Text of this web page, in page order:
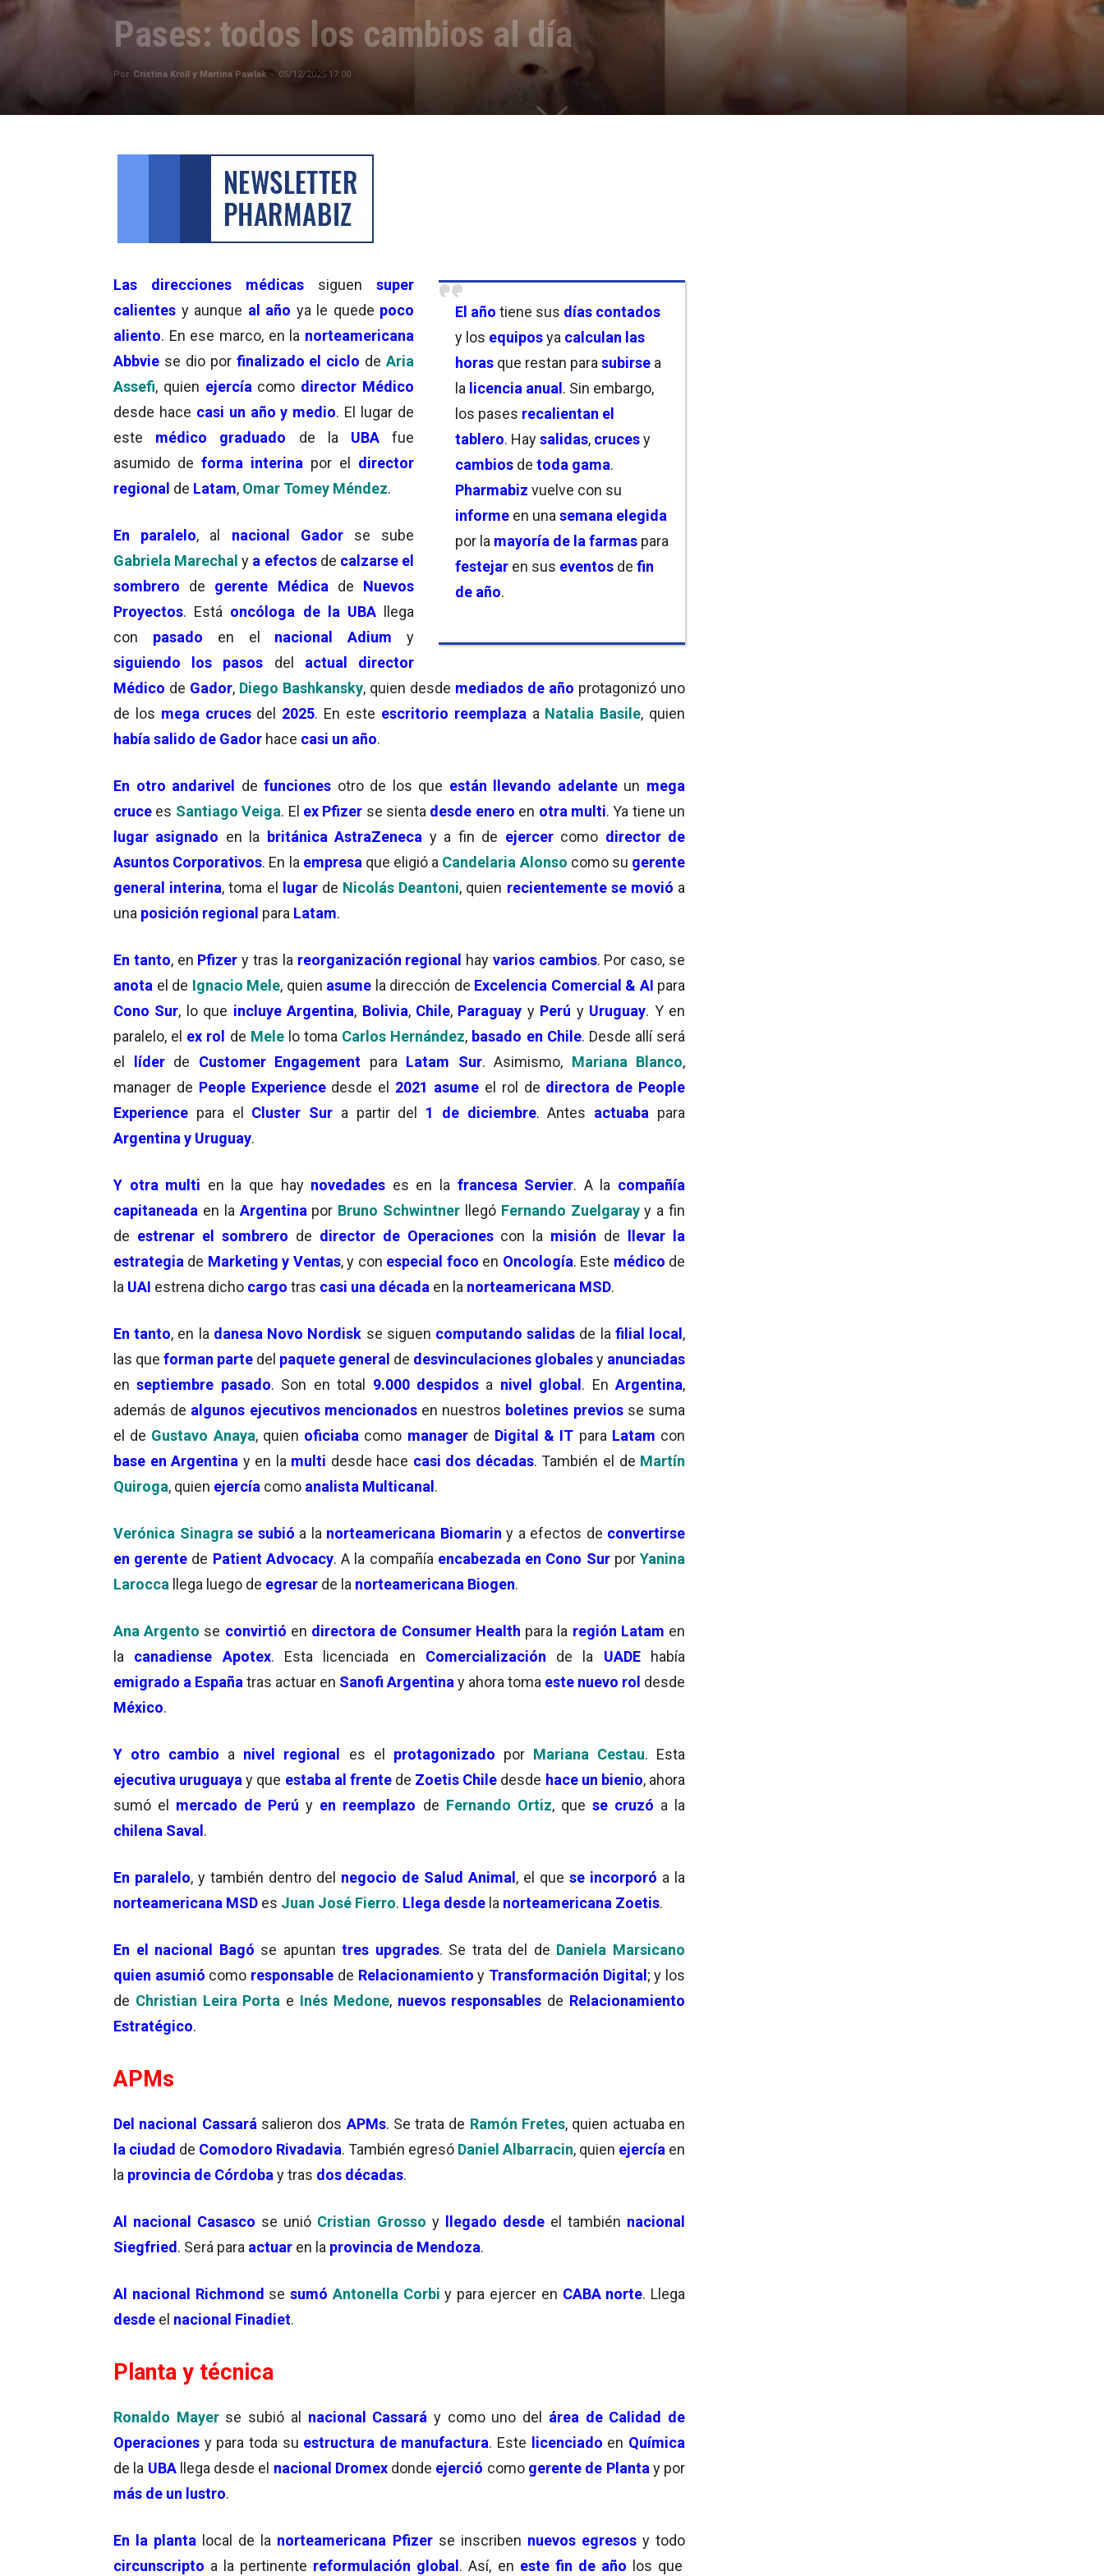
Pases: todos los cambios al día
Por Cristina Kroll y Martina Pawlak - 05/12/2025 17:00
El año tiene sus días contados
y los equiposya calculan las
horas que restan para subirse a
la licencia anual. Sin embargo,
los pases recalientan el
tablero. Haysalidas, crucesy
cambios de toda gama.
Pharmabiz vuelve con su
informe en una semana elegida
por la mayoría de la farmas para
festejar en sus eventos de fin
de año.
Las direcciones médicas siguen super
calientes y aunque al año ya le quede poco
aliento. En ese marco, en la norteamericana
Abbvie se dio por finalizado el ciclo de Aria
Assefi, quien ejercía como director Médico
desde hace casi un año y medio. El lugar de
este médico graduado de la UBA
fue
asumido de forma interina por el director
regional de Latam, Omar Tomey Méndez.
En paralelo, al nacional Gadorse sube
Gabriela Marechal y a efectosde calzarse el
sombrero de gerente Médica de Nuevos
Proyectos. Está oncóloga de la UBAllega
con pasado en el nacional Adium y
siguiendo los pasos del actual director
Médico de Gador, Diego Bashkansky, quien desde mediados de año protagonizó uno
de los mega cruces del 2025. En este escritorio reemplaza a Natalia Basile, quien
había salido de Gador hace casi un año.
En otro andarivel defunciones otro de los que están llevando adelanteun mega
cruce es Santiago Veiga. El ex Pfizer se sienta desde enero en otra multi. Ya tiene un
lugar asignado en la británica AstraZeneca y a fin de ejercer como director de
Asuntos Corporativos. En la empresa que eligió a Candelaria Alonso como su gerente
general interina, toma el lugar de Nicolás Deantoni, quien recientemente se movió a
una posición regional para Latam.
En tanto, en Pfizer y tras la reorganización regional hay varios cambios. Por caso, se
anota el de Ignacio Mele, quien asume la dirección de Excelencia Comercial & AI para
Cono Sur, lo que incluye Argentina, Bolivia, Chile, Paraguay y Perú y Uruguay. Y en
paralelo, el ex rol de Mele lo toma Carlos Hernández, basado en Chile. Desde allí será
el líderde Customer Engagement para Latam Sur. Asimismo, Mariana Blanco,
manager de People Experiencedesde el 2021 asumeel rol de directora de People
Experience para el Cluster Sur a partir del 1 de diciembre. Antes actuaba para
Argentina y Uruguay.
Y otra multi en la que hay novedades es en la francesa Servier. A la compañía
capitaneada en la Argentina por Bruno Schwintner llegó Fernando Zuelgarayy a fin
de estrenar el sombrero de director de Operacionescon la misión de llevar la
estrategia de Marketing y Ventas, y con especial foco en Oncología. Este médico de
la UAI estrena dicho cargo tras casi una década en la norteamericana MSD.
En tanto, en la danesa Novo Nordisk se siguen computando salidas de la filial local,
las que forman parte del paquete general de desvinculaciones globalesy anunciadas
enseptiembre pasado. Son en total 9.000 despidosa nivel global. EnArgentina,
además de algunos ejecutivos mencionadosen nuestros boletines previosse suma
el de Gustavo Anaya, quien oficiaba como manager de Digital & IT para Latam con
base en Argentina y en la multi desde hace casi dos décadas. También el de Martín
Quiroga, quien ejercía como analista Multicanal.
Verónica Sinagra se subió a la norteamericana Biomarin y a efectos de convertirse
en gerente de Patient Advocacy. A la compañía encabezada en Cono Sur porYanina
Larocca llega luego de egresar de la norteamericana Biogen.
Ana Argento se convirtió en directora de Consumer Health para la región Latam en
la canadiense Apotex. Esta licenciada en Comercialización de la UADE había
emigrado a España tras actuar en Sanofi Argentina y ahora toma este nuevo rol desde
México.
Y otro cambio a nivel regional es el protagonizado por Mariana Cestau. Esta
ejecutiva uruguayay que estaba al frentede Zoetis Chile desde hace un bienio, ahora
sumó el mercado de Perú y en reemplazo de Fernando Ortiz, que se cruzó a la
chilena Saval.
En paralelo, y también dentro del negocio de Salud Animal, el que se incorporó a la
norteamericana MSD es Juan José Fierro. Llega desde la norteamericana Zoetis.
En el nacional Bagó se apuntantres upgrades. Se trata del de Daniela Marsicano
quien asumió como responsable de Relacionamientoy Transformación Digital; y los
de Christian Leira Porta e Inés Medone, nuevos responsables de Relacionamiento
Estratégico.
APMs
Del nacional Cassará salieron dos APMs. Se trata de Ramón Fretes, quien actuaba en
la ciudad de Comodoro Rivadavia. También egresó Daniel Albarracin, quien ejercía en
la provincia de Córdoba y tras dos décadas.
Al nacional Casasco se unió Cristian Grosso y llegado desdeel también nacional
Siegfried. Será para actuar en la provincia de Mendoza.
Al nacional Richmond sesumó Antonella Corbi y para ejercer en CABA norte. Llega
desde el nacional Finadiet.
Planta y técnica
Ronaldo Mayerse subió al nacional Cassará y como uno del área de Calidad de
Operaciones y para toda su estructura de manufactura. Este licenciado en Química
de la UBAllega desde el nacional Dromexdonde ejerció como gerente de Planta y por
más de un lustro.
En la planta local de la norteamericana Pfizerse inscriben nuevos egresos y todo
circunscripto a la pertinente reformulación global. Así, en este fin de año los que